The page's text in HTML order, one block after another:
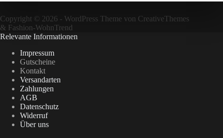
Copyright © 2026 - WordPress Theme von CreativeThemes
& Fashion-WohnTrend
Relevante Informationen
Impressum
Gutscheine
Kontakt
Versandarten
Zahlungen
AGB
Datenschutz
Widerruf
Über uns